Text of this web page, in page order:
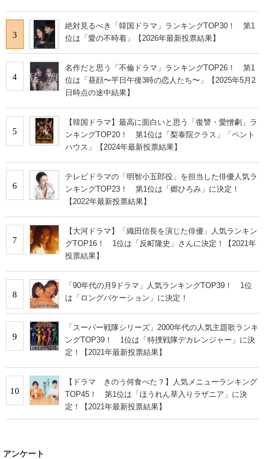
3
絶対見るべき「韓国ドラマ」ランキングTOP30！ 第1
位は「愛の不時着」【2026年最新投票結果】
4
名作だと思う「不倫ドラマ」ランキングTOP26！ 第1
位は「昼顔〜平日午後3時の恋人たち〜」【2025年5月2
日時点の途中結果】
5
【韓国ドラマ】最高に面白いと思う「復讐・愛憎劇」ラ
ンキングTOP20！ 第1位は「梨泰院クラス」「ペント
ハウス」【2024年最新投票結果】
6
テレビドラマの「明智小五郎役」を担当した俳優人気ラ
ンキングTOP23！ 第1位は「郷ひろみ」に決定！
【2022年最新投票結果】
7
【大河ドラマ】「織田信長を演じた俳優」人気ランキン
グTOP16！ 1位は「反町隆史」さんに決定！【2021年
投票結果】
8
「90年代の月9ドラマ」人気ランキングTOP39！ 1位
は「ロングバケーション」に決定！
9
「スーパー戦隊シリーズ」2000年代の人気主題歌ランキ
ングTOP39！ 1位は「特捜戦隊デカレンジャー」に決
定！【2021年最新投票結果】
10
【ドラマ きのう何食べた？】人気メニューランキング
TOP45！ 第1位は「ほうれん草入りラザニア」に決
定！【2021年最新投票結果】
アンケート